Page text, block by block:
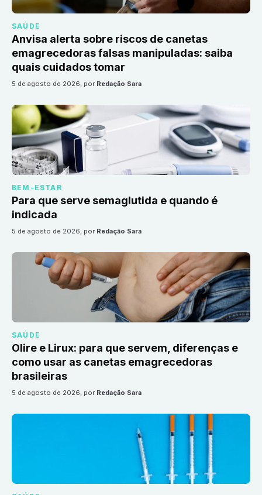
SAÚDE
Anvisa alerta sobre riscos de canetas
emagrecedoras falsas manipuladas: saiba
quais cuidados tomar
5 de agosto de 2026, por Redação Sara
BEM-ESTAR
Para que serve semaglutida e quando é
indicada
5 de agosto de 2026, por Redação Sara
SAÚDE
Olire e Lirux: para que servem, diferenças e
como usar as canetas emagrecedoras
brasileiras
5 de agosto de 2026, por Redação Sara